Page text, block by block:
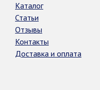
Каталог
Статьи
Отзывы
Контакты
Доставка и оплата